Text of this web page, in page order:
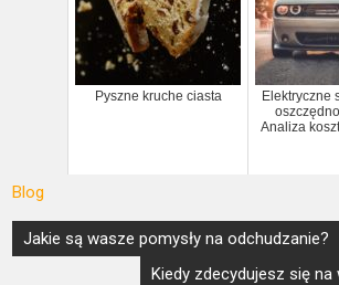
Pyszne kruche ciasta
Elektryczne
Analiza
Blog
Nawigacja
wpisu
Jakie są wasze pomysły na odchudzanie?
Kiedy zdecydujesz się